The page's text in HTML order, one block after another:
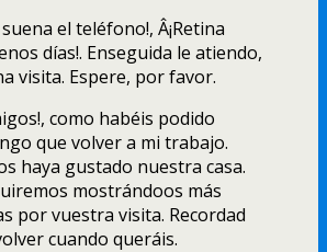
el teléfono!, Â¡Retina
dí­as!. Enseguida le atiendo,
visita. Espere, por favor.
como habéis podido
que volver a mi trabajo.
haya gustado nuestra casa.
mostrándoos más
por vuestra visita. Recordad
cuando queráis.